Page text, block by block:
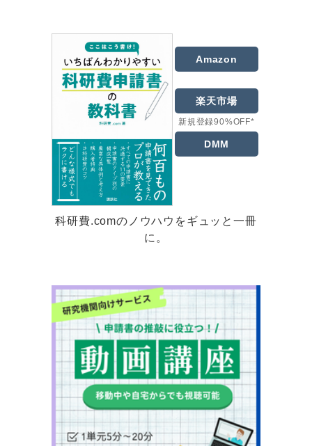
Amazon
楽天市場
新規登録90%OFF*
DMM
科研費.comのノウハウをギュッと一冊
に。